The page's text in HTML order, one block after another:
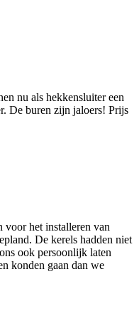
nu als hekkensluiter een
De buren zijn jaloers! Prijs
voor het installeren van
De kerels hadden niet
ook persoonlijk laten
konden gaan dan we